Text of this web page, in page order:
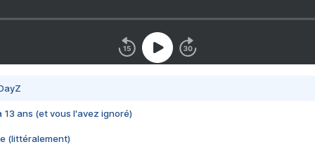
13 ans (et vous l'avez ignoré)
(littéralement)